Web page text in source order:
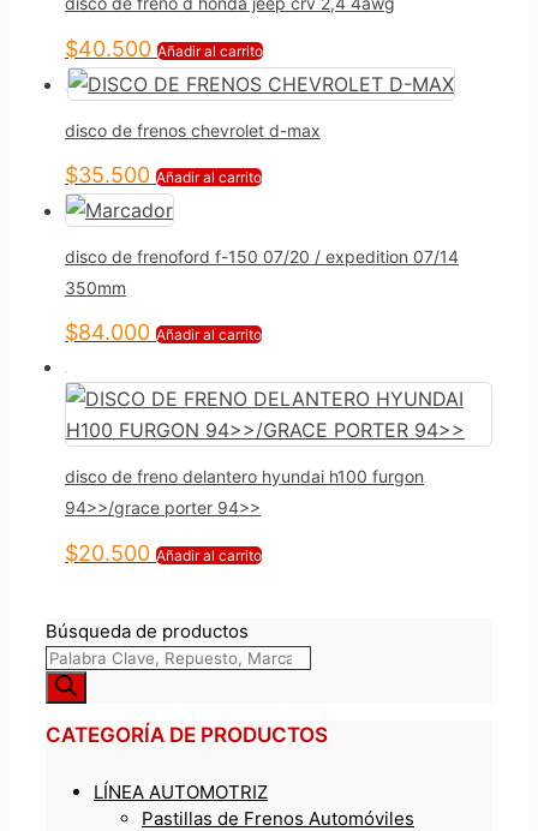
$40.500 Añadir al carrito
disco de frenos chevrolet d-max
$35.500 Añadir al carrito
disco de frenoford f-150 07/20 / expedition 07/14
350mm
$84.000 Añadir al carrito
disco de freno delantero hyundai h100 furgon
94>>/grace porter 94>>
$20.500 Añadir al carrito
Búsqueda de productos
CATEGORÍA DE PRODUCTOS
LÍNEA AUTOMOTRIZ
Pastillas de Frenos Automóviles